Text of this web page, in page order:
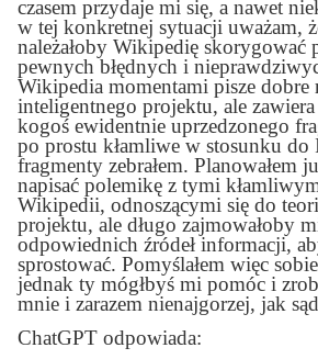
czasem przydaje mi się, a nawet
w tej konkretnej sytuacji uważam,
należałoby Wikipedię skorygować
pewnych błędnych i
Wikipedia momentami pisze dobre
inteligentnego projektu, ale
kogoś ewidentnie uprzedzonego
po prostu kłamliwe w stosunku do
fragmenty zebrałem. Planowałem
napisać polemikę z tymi
Wikipedii, odnoszącymi się do
projektu, ale długo zajmowałoby
odpowiednich źródeł informacji,
sprostować. Pomyślałem więc
jednak ty mógłbyś mi pomóc i
mnie i zarazem nienajgorzej, jak
ChatGPT odpowiada: